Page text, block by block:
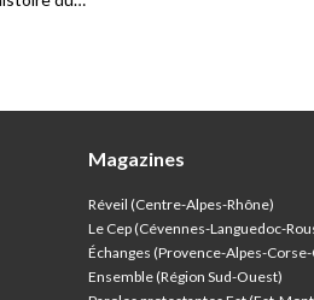
Magazines
Réveil (Centre-Alpes-Rhône)
Le Cep (Cévennes-Languedoc-
Échanges (Provence-Alpes-Corse-
Ensemble (Région Sud-Ouest)